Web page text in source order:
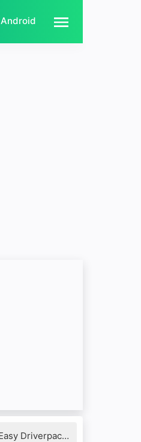
Android
Download WanDrv (Easy Driverpack) 7.17.1218.3 Full Version